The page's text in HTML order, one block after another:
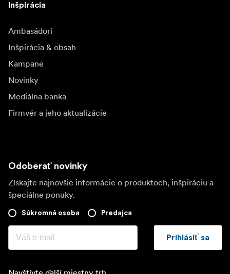
Inšpirácia
Ambasádori
Inšpirácia & obsah
Kampane
Novinky
Mediálna banka
Firmvér a jeho aktualizácie
Odoberať novinky
Získajte najnovšie informácie o produktoch, inšpiráciu a
špeciálne ponuky.
Súkromná osoba Predajca
Prihlásiť sa